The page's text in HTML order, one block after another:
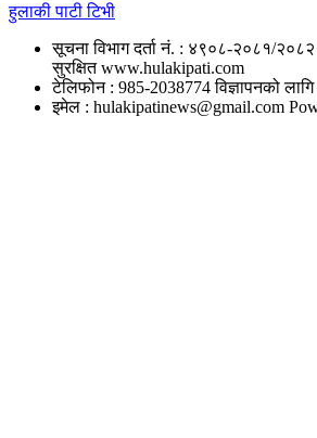
हुलाकी पाटी टिभी
सूचना विभाग दर्ता नं. : ४९०८-२०८१/२०८२
सुरक्षित www.hulakipati.com
टेलिफोन : 985-2038774विज्ञापनको
इमेल : hulakipatinews@gmail.com